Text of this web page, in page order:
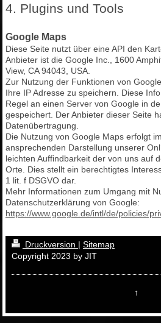
4. Plugins und Tools
Google Maps
Diese Seite nutzt über eine API den
Anbieter ist die Google Inc., 1600
View, CA 94043, USA.
Zur Nutzung der Funktionen von
Ihre IP Adresse zu speichern. Diese
Regel an einen Server von Google in
gespeichert. Der Anbieter dieser Seite
Datenübertragung.
Die Nutzung von Google Maps erfolgt
ansprechenden Darstellung unserer
leichten Auffindbarkeit der von uns auf
Orte. Dies stellt ein berechtigtes
1 lit. f DSGVO dar.
Mehr Informationen zum Umgang mit
Datenschutzerklärung von Google:
https://www.google.de/intl/de/policies/
Druckversion | Sitemap
Copyright 2023 by JIT
↑